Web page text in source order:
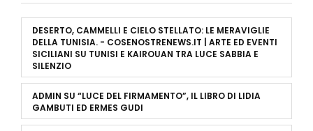
DESERTO, CAMMELLI E CIELO STELLATO: LE MERAVIGLIE
DELLA TUNISIA. - COSENOSTRENEWS.IT | ARTE ED EVENTI
SICILIANI SU TUNISI E KAIROUAN TRA LUCE SABBIA E
SILENZIO
ADMIN SU “LUCE DEL FIRMAMENTO”, IL LIBRO DI LIDIA
GAMBUTI ED ERMES GUDI